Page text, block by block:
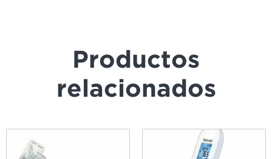
Productos
relacionados